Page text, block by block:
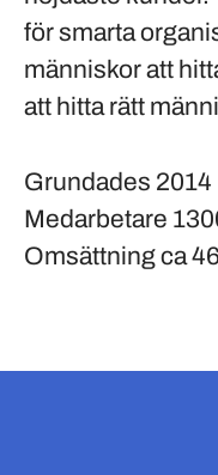
för smarta
människor att
att hitta rätt
Grundades 2014
Medarbetare
Omsättningca